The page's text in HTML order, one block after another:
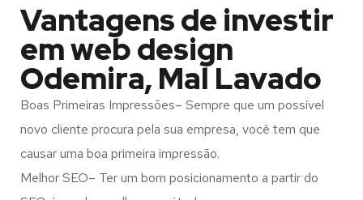
Vantagens de investir
em web design
Odemira, Mal Lavado
Boas Primeiras Impressões– Sempre que um possível
novo cliente procura pela sua empresa, você tem que
causar uma boa primeira impressão.
Melhor SEO– Ter um bom posicionamento a partir do